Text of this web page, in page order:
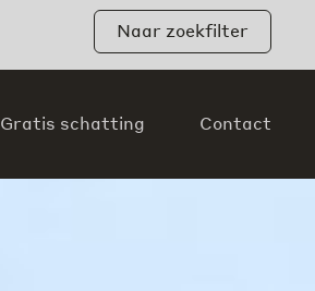
Naar zoekfilter
Gratis schatting Contact